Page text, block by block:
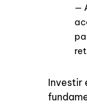
—
Investir